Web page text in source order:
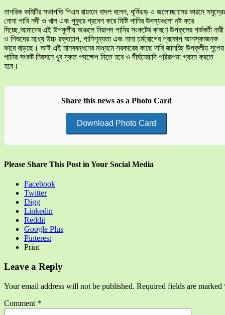
নাগরিক কমিটির সভাপতি পিএম রায়হান বাদল বলেন, ঘূর্নিঝড় ও জলোচ্ছাসের কারনে
নোনা পানি নদী ও খাল এবং পুকুরে প্রবেশ করে মিষ্টি পানির উৎস্যগুলো নষ্ট করে
দিচ্ছে,আমাদের এই উপকূলীয় অঞ্চলে নিরাপদ পানির সংকটের কারণে উপকূলের গর্ভবতী নারী
ও শিশুদের মধ্যে উচ্চ রক্তচাপ, পানিশূন্যতা এবং নানা চর্মরোগের প্রকোপ আশস্কাজনক
ভাবে বাড়ছে। তাই এই মানববন্ধনের মাধ্যমে সরকারের কাছে দাবি জানচ্ছি উপকূলীয় সুপেয়
পানির সংকট নিরসনে খুব দ্রুত পদক্ষেপ নিতে হবে ও দীর্ঘমেয়াদি পরিকল্পনা গ্রহন করতে
হবে।
Share this news as a Photo Card
Download Photo Card
Please Share This Post in Your Social Media
Facebook
Twitter
Digg
Linkedin
Reddit
Google Plus
Pinterest
Print
Leave a Reply
Your email address will not be published. Required fields are marked
Comment *